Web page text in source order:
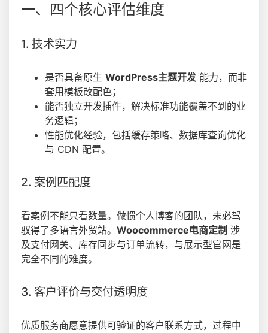
一、四个核心评估维度
1. 技术实力
是否具备原生 WordPress主题开发 能力，而非
套用模板改配色；
能否独立开发插件，解决标准功能覆盖不到的业
务逻辑；
性能优化经验，包括缓存策略、数据库查询优化
与 CDN 配置。
2. 案例匹配度
看案例不能只看数量。做惯个人博客的团队，未必驾
驭得了多语言外贸站。 Woocommerce电商定制 涉
及支付网关、库存同步与订单流转，与展示型官网是
完全不同的难度。
3. 客户评价与交付透明度
优质服务商愿意提供可验证的客户联系方式，过程中